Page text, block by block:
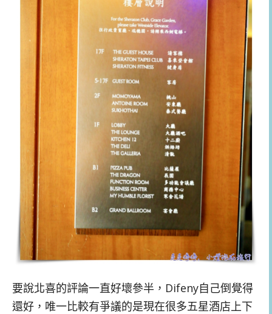
要說北喜的評論一直好壞參半，Difeny自己倒覺得
還好，唯一比較有爭議的是現在很多五星酒店上下